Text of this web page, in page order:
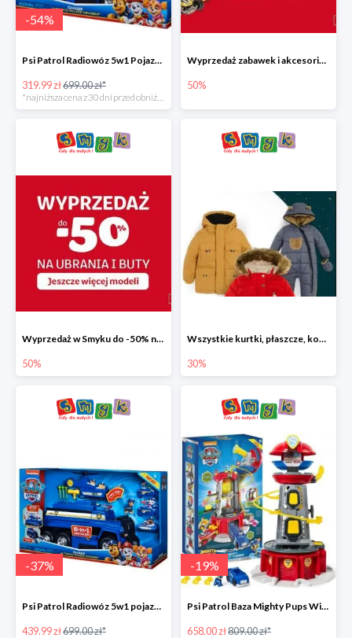
-54%
Psi Patrol Radiowóz 5w1 Pojazd ratunkowy z figurką Chase'a
319.99 zł699.00 zł*
Wyprzedaż zabawek i akcesoriów niemowlęcych w Smyku do -50%
50%
Wyprzedaż w Smyku do -50% na ubrania i buty
50%
Wszystkie kurtki, płaszcze, kombinezony i spodnie narciarskie -30%
30%
-37%
Psi Patrol Radiowóz 5w1 pojazd ratunkowy z figurką Chase'a -37%
439.99 zł699.00 zł*
-19%
Psi Patrol Baza Mighty Pups Wieża obserwacyjna+pojazd z figurką -19%
658.00 zł809.00 zł*